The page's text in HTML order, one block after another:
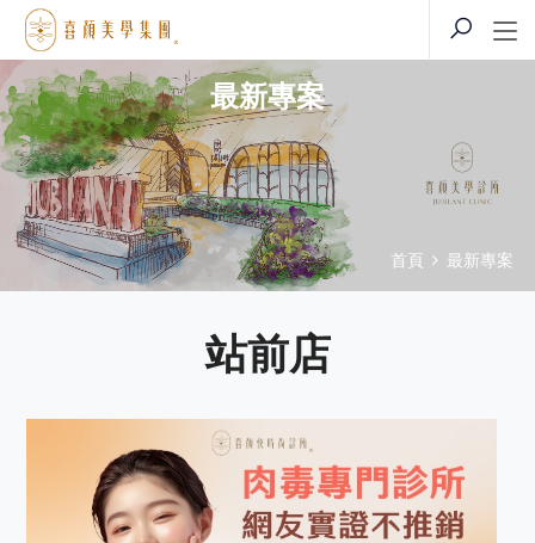
最新專案
首頁 最新專案
站前店